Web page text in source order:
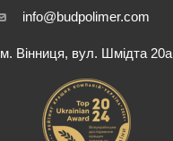
info@budpolimer.com
м. Вінниця, вул. Шмідта 20а